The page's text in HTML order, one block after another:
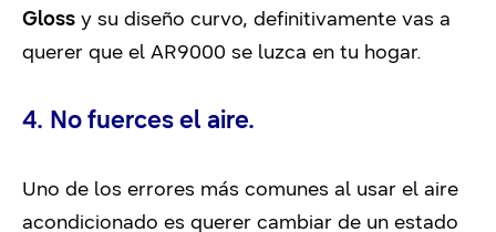
Gloss y su diseño curvo, definitivamente vas a
querer que el AR9000 se luzca en tu hogar.
4. No fuerces el aire.
Uno de los errores más comunes al usar el aire
acondicionado es querer cambiar de un estado